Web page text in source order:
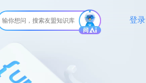
登录